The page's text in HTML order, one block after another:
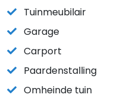
Tuinmeubilair
Garage
Carport
Paardenstalling
Omheinde tuin